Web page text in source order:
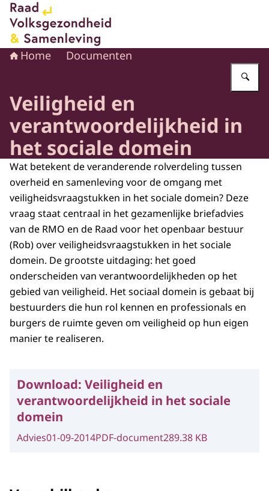
Naar de homepage van Raad voor Volksgezondheid en
Home Documenten
Veiligheid en
verantwoordelijkheid in
het sociale domein
Wat betekent de veranderende rolverdeling tussen
overheid en samenleving voor de omgang met
veiligheidsvraagstukken in het sociale domein? Deze
vraag staat centraal in het gezamenlijke briefadvies
van de RMO en de Raad voor het openbaar bestuur
(Rob) over veiligheidsvraagstukken in het sociale
domein. De grootste uitdaging: het goed
onderscheiden van verantwoordelijkheden op het
gebied van veiligheid. Het sociaal domein is gebaat bij
bestuurders die hun rol kennen en professionals en
burgers de ruimte geven om veiligheid op hun eigen
manier te realiseren.
Download: Veiligheid en
verantwoordelijkheid in het sociale
domein
Advies01-09-2014PDF-document289.38 KB